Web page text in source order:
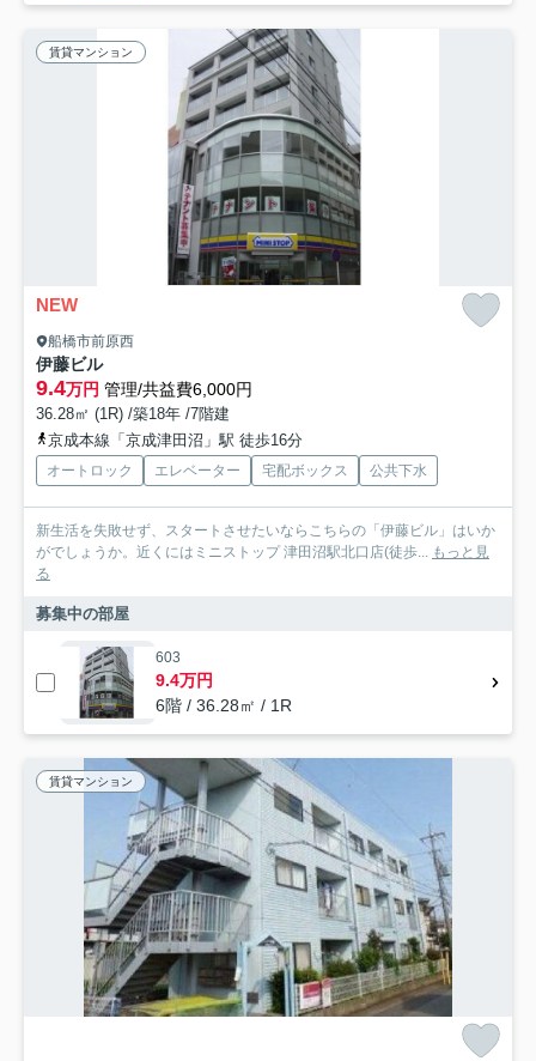
賃貸マンション
NEW
船橋市前原西
伊藤ビル
9.4万円 管理/共益費6,000円
36.28㎡ (1R) /築18年 /7階建
京成本線「京成津田沼」駅 徒歩16分
オートロック エレベーター 宅配ボックス 公共下水
新生活を失敗せず、スタートさせたいならこちらの「伊藤ビル」はいか
がでしょうか。近くにはミニストップ 津田沼駅北口店(徒歩... もっと見
る
募集中の部屋
603
9.4万円
6階 / 36.28㎡ / 1R
賃貸マンション